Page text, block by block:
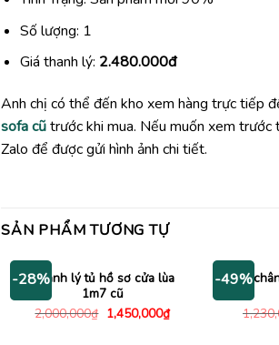
Số lượng: 1
Giá thanh lý: 2.480.000đ
Anh chị có thể đến kho xem hàng trực tiếp
sofa cũtrước khi mua. Nếu muốn xem trước
Zalo để được gửi hình ảnh chi tiết.
SẢN PHẨM TƯƠNG TỰ
-28%Thanh lý tủ hồ sơ cửa lùa
1m7 cũ
2,000,000₫ Giá
gốc
1,450,000₫Giá
hiện
-49%
Ghế